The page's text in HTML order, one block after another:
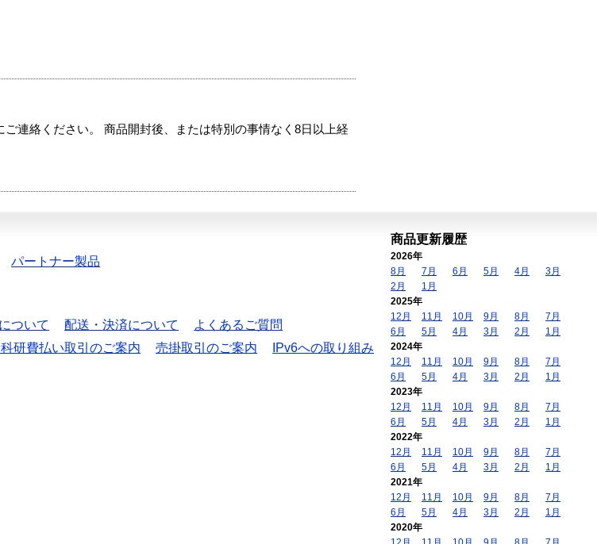
連絡ください。 商品開封後、または特別の事情なく8日以上経
パートナー製品
ついて 配送・決済について
よくあるご質問
研費払い取引のご案内 売掛取引のご案内
IPv6への取り組み
商品更新履歴
2026年
8月
7月 6月 5月 4月
3月
2月
1月
2025年
12月
11月 10月 9月 8月
7月
6月
5月 4月 3月 2月
1月
2024年
12月
11月 10月 9月 8月
7月
6月
5月 4月 3月 2月
1月
2023年
12月
11月 10月 9月 8月
7月
6月
5月 4月 3月 2月
1月
2022年
12月
11月 10月 9月 8月
7月
6月
5月 4月 3月 2月
1月
2021年
12月
11月 10月 9月 8月
7月
6月
5月 4月 3月 2月
1月
2020年